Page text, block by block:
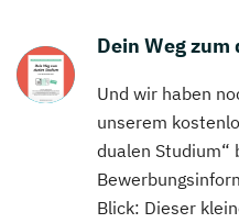
Dein Weg
Und wir haben
unserem
dualen Studium“
Blick: Dieser